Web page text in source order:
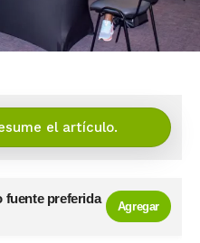
el artículo.
fuente preferida
Agregar